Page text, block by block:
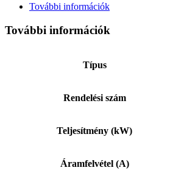
További információk
További információk
Típus
Rendelési szám
Teljesítmény (kW)
Áramfelvétel (A)